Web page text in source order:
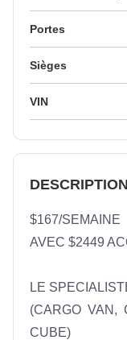
Portes
Sièges
VIN
DESCRIPTION
$167/
AVEC $2449
LE
(CARGO VAN,
CUBE)